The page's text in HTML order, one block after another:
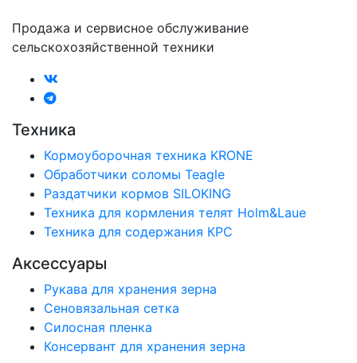
Продажа и сервисное обслуживание
сельскохозяйственной техники
Техника
Кормоуборочная техника KRONE
Обработчики соломы Teagle
Раздатчики кормов SILOKING
Техника для кормления телят Holm&Laue
Техника для содержания КРС
Аксессуары
Рукава для хранения зерна
Сеновязальная сетка
Силосная пленка
Консервант для хранения зерна